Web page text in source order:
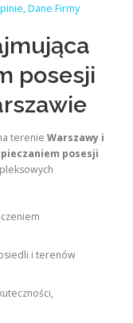
Dane Firmy
posesji
terenie Warszawy i
posesji
i terenów